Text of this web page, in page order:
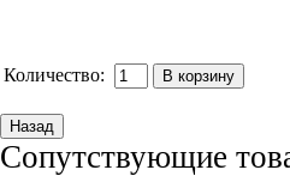
Количество:
Сопутствующие